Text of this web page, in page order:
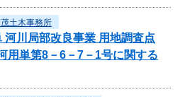
土木事務所
河川局部改良事業 用地調査点
用単第8－6－7－1号に関する